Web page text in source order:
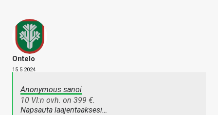
Ontelo
15.5.2024
Anonymous sanoi
10 VI:n ovh. on 399 €.
Napsauta laajentaaksesi…